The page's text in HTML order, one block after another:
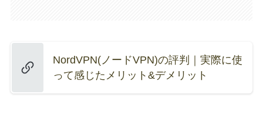
NordVPN(ノードVPN)の評判｜実際に使
って感じたメリット&デメリット